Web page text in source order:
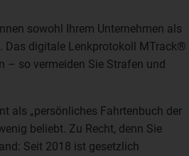
sowohl Ihrem Unternehmen als
Das digitale Lenkprotokoll MTrack®
– so vermeiden Sie Strafen und
als „persönliches Fahrtenbuch der
beliebt. Zu Recht, denn Sie
Seit 2018 ist gesetzlich